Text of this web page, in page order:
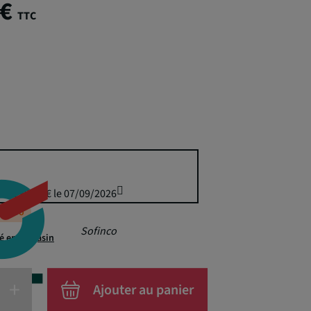
TTC
Sofinco
299,50 € le 07/09/2026
en magasin
Ajouter au panier